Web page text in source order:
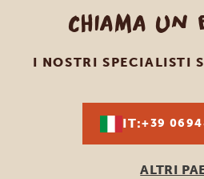
Chiama
I NOSTRI SPECIALISTI
IT:+39
ALTRI